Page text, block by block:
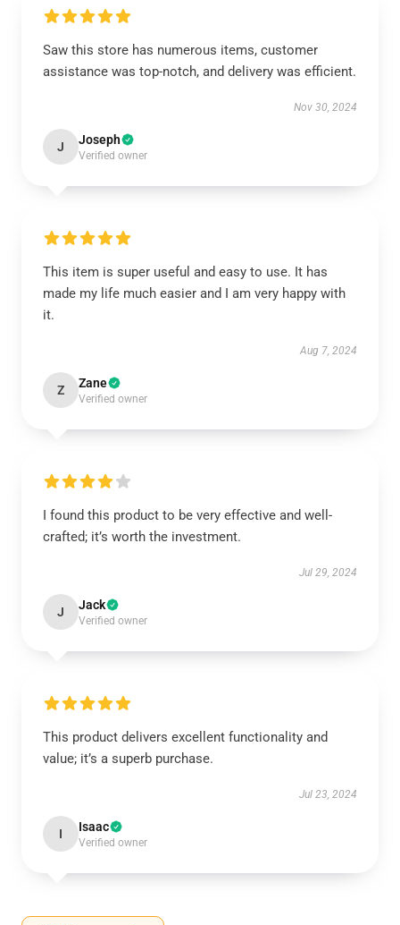
Saw this store has numerous items, customer
assistance was top-notch, and delivery was efficient.
Nov 30, 2024
J Joseph
Verified owner
This item is super useful and easy to use. It has
made my life much easier and I am very happy with
it.
Aug 7, 2024
Z Zane
Verified owner
I found this product to be very effective and well-
crafted; it’s worth the investment.
Jul 29, 2024
J Jack
Verified owner
This product delivers excellent functionality and
value; it’s a superb purchase.
Jul 23, 2024
I Isaac
Verified owner